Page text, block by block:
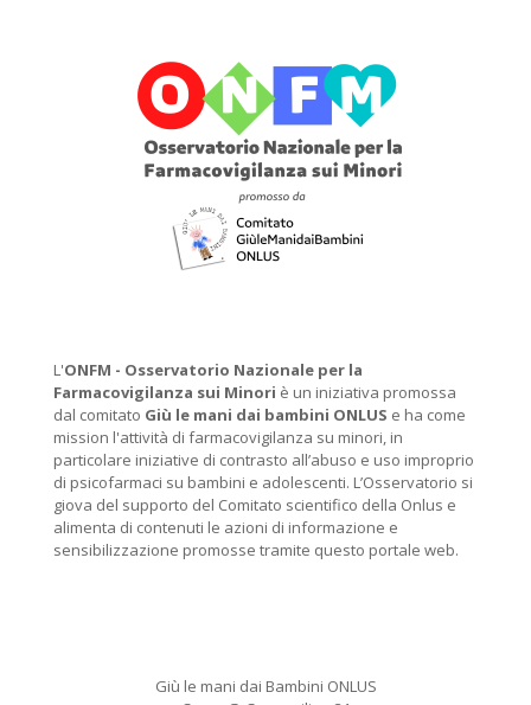
L'ONFM - Osservatorio Nazionale per la
Farmacovigilanza sui Minori è un iniziativa promossa
dal comitato Giù le mani dai bambini ONLUS e ha come
mission l'attività di farmacovigilanza su minori, in
particolare iniziative di contrasto all’abuso e uso improprio
di psicofarmaci su bambini e adolescenti. L’Osservatorio si
giova del supporto del Comitato scientifico della Onlus e
alimenta di contenuti le azioni di informazione e
sensibilizzazione promosse tramite questo portale web.
Giù le mani dai Bambini ONLUS